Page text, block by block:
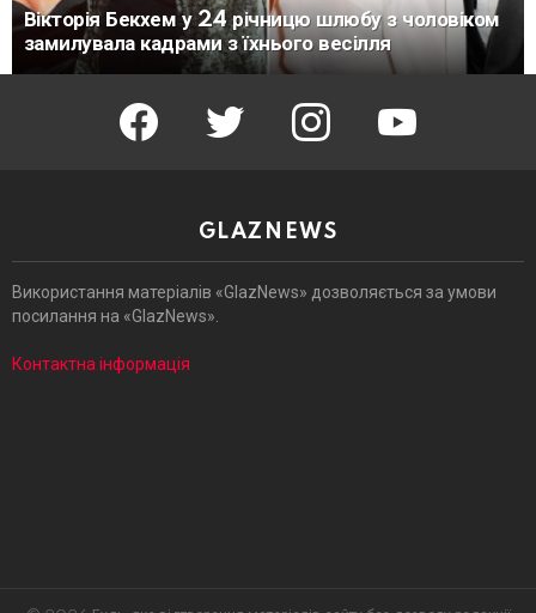
Вікторія Бекхем у 24 річницю шлюбу з чоловіком
замилувала кадрами з їхнього весілля
facebook twitter instagram youtube
GLAZNEWS
Використання матеріалів «GlazNews» дозволяється за умови
посилання на «GlazNews».
Контактна інформація